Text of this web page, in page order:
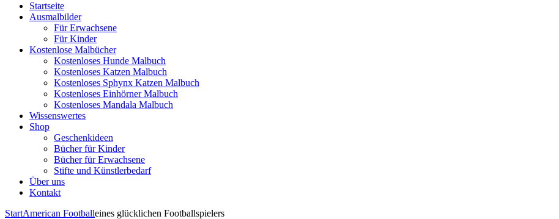
Startseite
Ausmalbilder
Für Erwachsene
Für Kinder
Kostenlose Malbücher
Kostenloses Hunde Malbuch
Kostenloses Katzen Malbuch
Kostenloses Sphynx Katzen Malbuch
Kostenloses Einhörner Malbuch
Kostenloses Mandala Malbuch
Wissenswertes
Shop
Geschenkideen
Bücher für Kinder
Bücher für Erwachsene
Stifte und Künstlerbedarf
Über uns
Kontakt
StartAmerican Footballeines glücklichen Footballspielers